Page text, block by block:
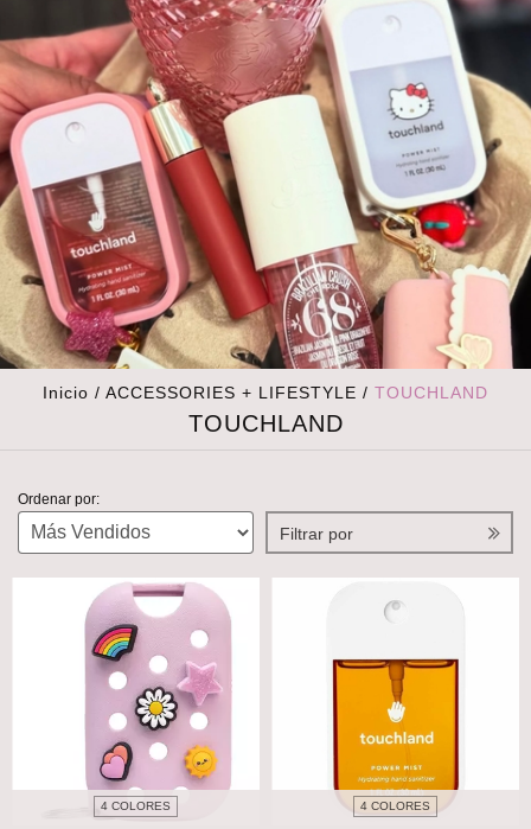
Inicio / ACCESSORIES + LIFESTYLE / TOUCHLAND
TOUCHLAND
Ordenar por:
Filtrar por
4 COLORES 4 COLORES